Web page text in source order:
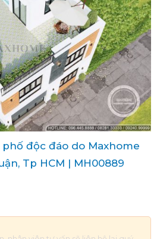
phố độc đáo do Maxhome
Tp HCM | MH00889